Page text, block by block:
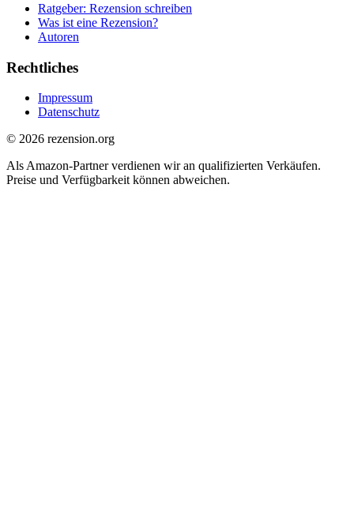
Ratgeber: Rezension schreiben
Was ist eine Rezension?
Autoren
Rechtliches
Impressum
Datenschutz
© 2026 rezension.org
Als Amazon-Partner verdienen wir an qualifizierten Verkäufen.
Preise und Verfügbarkeit können abweichen.